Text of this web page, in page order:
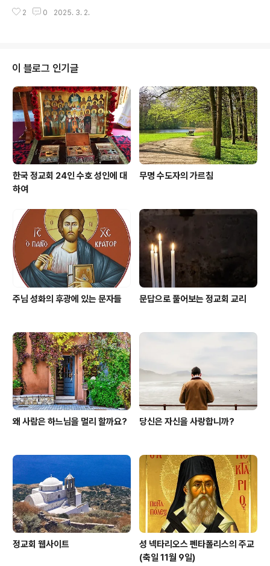
귀중하고 값진 선물입니다. 그렇기에 오늘날 우리는 많은
있습니다. 주님께서는 아이들의 병을 치료해 주셨고, 아이
렇기 때문에 교회는 초대부터 오늘날까지, 교회의 설립자
되시는 주님께서 보여주신 모범을 따라 어린아이들에 대한
특별한 관심과 감수성을 보여왔습니다. 구체적으로 교회는
과거부터 지금까지 학교, 고아원, 수련 시설 등을 설립하고
운영함으로써 아이들을 향한 사랑을 증명해오고 있습니
다. 어린아이들의 영적, 지적 발전을 위해서는 우리..
2 0 2025. 3. 2.
이 블로그 인기글
한국 정교회 24인 수호 성인에 대
하여
무명 수도자의 가르침
주님 성화의 후광에 있는 문자들 문답으로 풀어보는 정교회 교리
왜 사람은 하느님을 멀리 할까요? 당신은 자신을 사랑합니까?
정교회 웹사이트
성 넥타리오스 펜타폴리스의 주교
(축일 11월 9일)